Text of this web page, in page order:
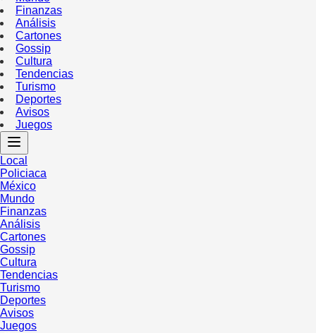
Finanzas
Análisis
Cartones
Gossip
Cultura
Tendencias
Turismo
Deportes
Avisos
Juegos
Local
Policiaca
México
Mundo
Finanzas
Análisis
Cartones
Gossip
Cultura
Tendencias
Turismo
Deportes
Avisos
Juegos